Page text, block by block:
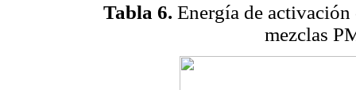
Tabla 6. Energía de
mezclas